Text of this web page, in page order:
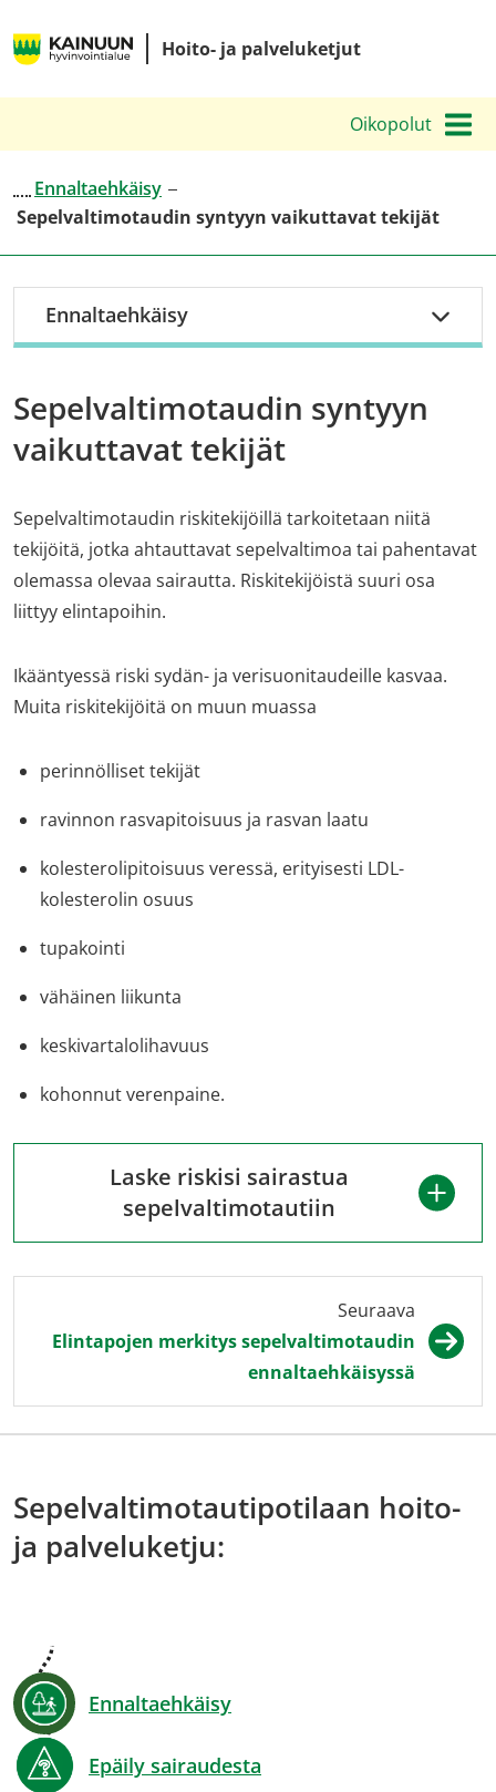
sisältöön
Oikopolut
Kainuun
Hoito- ja palveluketjut
Ennaltaehkäisy
Sepelvaltimotaudin syntyyn vaikuttavat tekijät
Ennaltaehkäisy
Sepelvaltimotaudin syntyyn
vaikuttavat tekijät
Sepelvaltimotaudin riskitekijöillä tarkoitetaan niitä
tekijöitä, jotka ahtauttavat sepelvaltimoa tai pahentavat
olemassa olevaa sairautta. Riskitekijöistä suuri osa
liittyy elintapoihin.
Ikääntyessä riski sydän- ja verisuonitaudeille kasvaa.
Muita riskitekijöitä on muun muassa
perinnölliset tekijät
ravinnon rasvapitoisuus ja rasvan laatu
kolesterolipitoisuus veressä, erityisesti LDL-
kolesterolin osuus
tupakointi
vähäinen liikunta
keskivartalolihavuus
kohonnut verenpaine.
Laske riskisi sairastua
sepelvaltimotautiin
Seuraava
Elintapojen merkitys sepelvaltimotaudin
ennaltaehkäisyssä
Sepelvaltimotautipotilaan hoito-
ja palveluketju:
Ennaltaehkäisy
Epäily sairaudesta